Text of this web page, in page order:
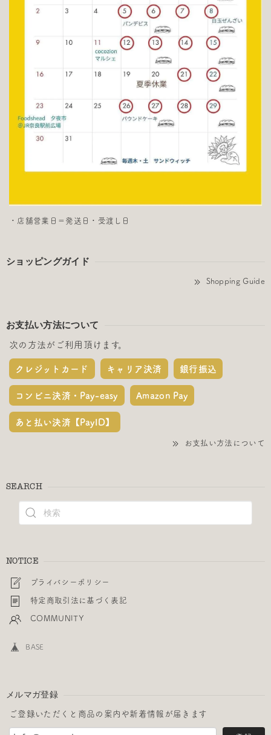
・店舗営業日＝発送日・受渡し日
ショッピングガイド
Shopping Guide
お支払い方法について
次の方法がご利用頂けます。
クレジットカード キャリア決済 銀行振込
コンビニ決済・Pay-easy Amazon Pay
あと払い決済【PayID】
お支払い方法について
SEARCH
NOTICE
プライバシーポリシー
特定商取引法に基づく表記
COMMUNITY
BASE
メルマガ登録
ご登録いただくと商品の案内や新着情報が届きます